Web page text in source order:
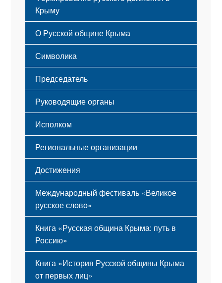
Крыму
Русский Крым
О Русской общине Крыма
Этапы становления
Принципы деятельности
Структура
Мероприятия
Символика
Флаг
Герб
Гимн
Председатель
Руководящие органы
Исполком
Региональные организации
Достижения
Международный фестиваль «Великое
русское слово»
Книга «Русская община Крыма: путь в
Россию»
Книга «История Русской общины Крыма
от первых лиц»